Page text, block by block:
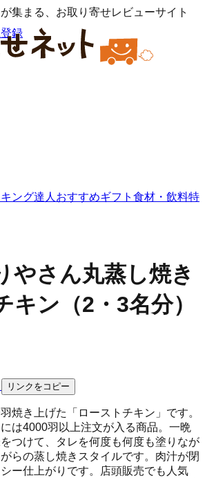
集まる、お取り寄せレビューサイト
録
ング達人おすすめギフト 食材・飲料特
やさん丸蒸し焼き
キン（2・3名分）
リンクをコピー
焼き上げた「ローストチキン」です。
は4000羽以上注文が入る商品。一晩
つけて、タレを何度も何度も塗りなが
らの蒸し焼きスタイルです。肉汁が閉
ー仕上がりです。店頭販売でも人気